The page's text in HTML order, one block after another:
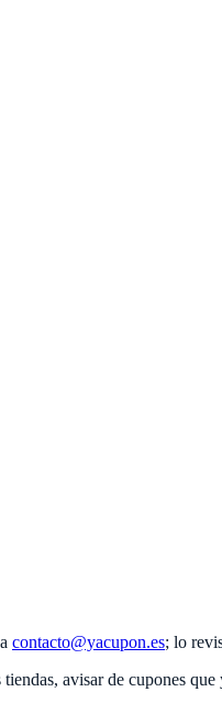
contacto@yacupon.es; lo
avisar de cupones